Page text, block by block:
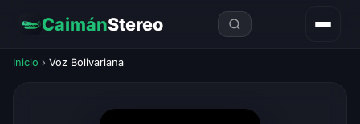
CaimánStereo
Inicio › Voz Bolivariana